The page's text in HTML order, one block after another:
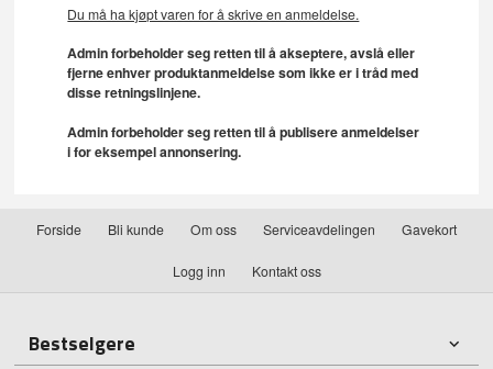
Du må ha kjøpt varen for å skrive en anmeldelse.
Admin forbeholder seg retten til å akseptere, avslå eller
fjerne enhver produktanmeldelse som ikke er i tråd med
disse retningslinjene.
Admin forbeholder seg retten til å publisere anmeldelser
i for eksempel annonsering.
Forside Bli kunde Om oss Serviceavdelingen Gavekort
Logg inn Kontakt oss
Bestselgere